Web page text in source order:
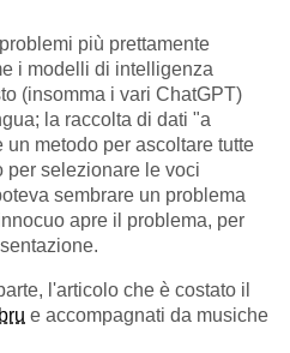
più prettamente
i modelli di intelligenza
(insomma i vari ChatGPT)
la raccolta di dati "a
metodo per ascoltare tutte
per selezionare le voci
sembrare un problema
apre il problema, per
l'articolo che è costato il
e accompagnati da musiche